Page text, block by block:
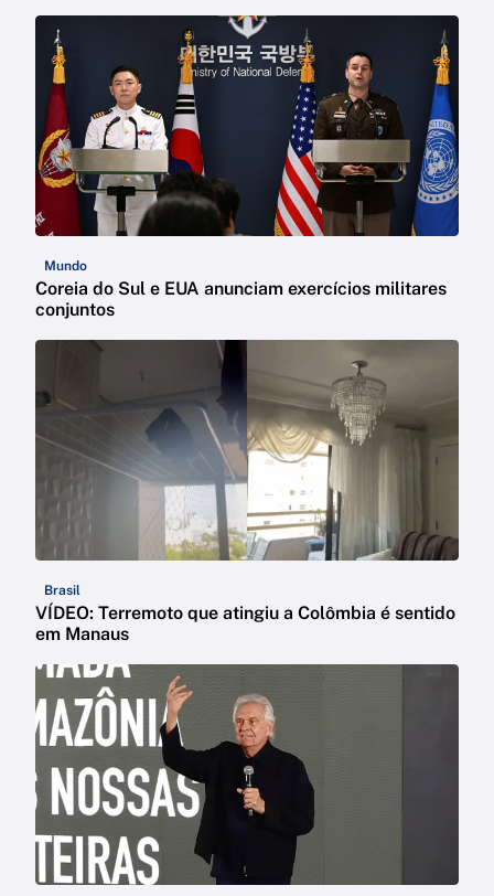
Mundo
Coreia do Sul e EUA anunciam exercícios militares
conjuntos
Brasil
VÍDEO: Terremoto que atingiu a Colômbia é sentido
em Manaus